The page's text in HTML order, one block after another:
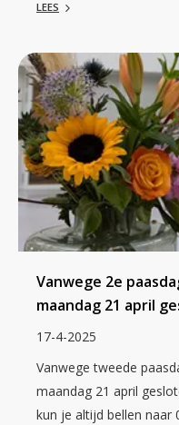
LEES
Vanwege 2e
maandag 21 april
17-4-2025
Vanwege tweede
maandag 21 april
kun je altijd bellen naar